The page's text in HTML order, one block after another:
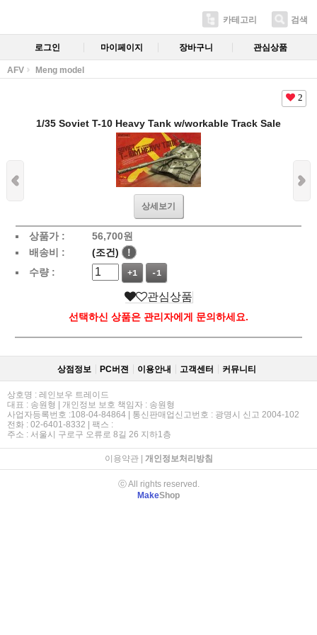
카테고리 검색
로그인 마이페이지 장바구니 관심상품
AFV Meng model
2
1/35 Soviet T-10 Heavy Tank w/workable Track Sale
상세보기
상품가 : 56,700원
배송비 :
(조건)
!
수량 :
+1 -1
관심상품
선택하신 상품은 관리자에게 문의하세요.
상점정보 PC버젼 이용안내 고객센터 커뮤니티
상호명 : 레인보우 트레이드
대표 : 송원형 | 개인정보 보호 책임자 : 송원형
사업자등록번호 :108-04-84864 | 통신판매업신고번호 : 광명시 신고 2004-102
전화 : 02-6401-8332 | 팩스 :
주소 : 서울시 구로구 오류로 8길 26 지하1층
이용약관| 개인정보처리방침
ⓒ All rights reserved.
MakeShop